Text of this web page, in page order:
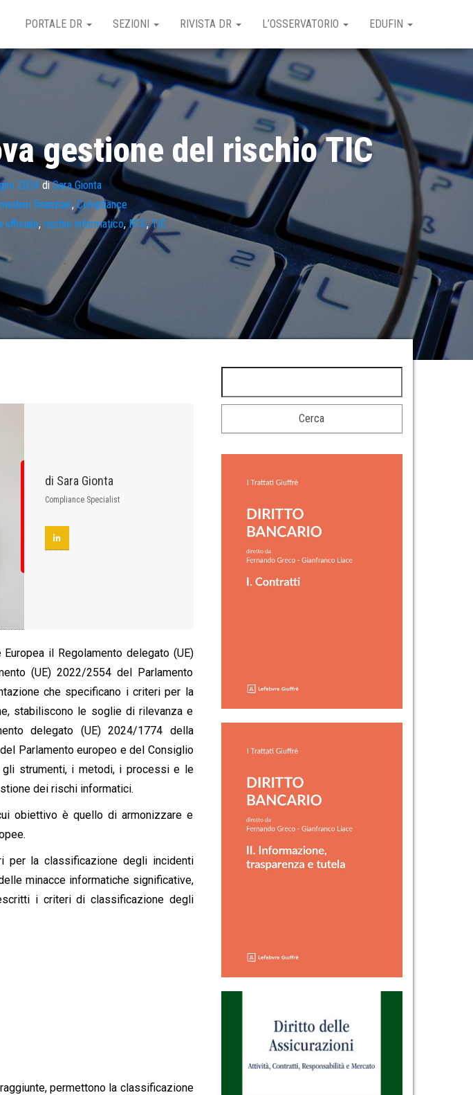
PORTALE DR SEZIONI RIVISTA DR L’OSSERVATORIO EDUFIN
gestione del rischio TIC
2024diSara Gionta
finanziari, Compliance
ufficiale, rischio informatico,RTS,TIC
di Sara Gionta
Compliance Specialist
il Regolamento delegato (UE)
(UE) 2022/2554 del Parlamento
che specificano i criteri per la
stabiliscono le soglie di rilevanza e
delegato (UE) 2024/1774 della
Parlamento europeo e del Consiglio
gli strumenti, i metodi, i processi e le
dei rischi informatici.
obiettivo è quello di armonizzare e
per la classificazione degli incidenti
minacce informatiche significative,
i criteri di classificazione degli
permettono la classificazione